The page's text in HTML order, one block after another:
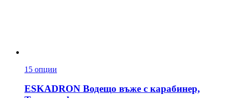
15 опции
ESKADRON Водещо въже с карабинер,